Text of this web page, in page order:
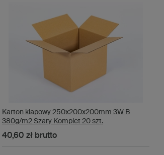
Karton klapowy 250x200x200mm 3W B
380g/m2 Szary Komplet 20 szt.
40,60 zł brutto